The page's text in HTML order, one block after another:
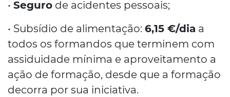
• Seguro de acidentes pessoais;
• Subsídio de alimentação: 6,15 €/dia a
todos os formandos que terminem com
assiduidade mínima e aproveitamento a
ação de formação, desde que a formação
decorra por sua iniciativa.